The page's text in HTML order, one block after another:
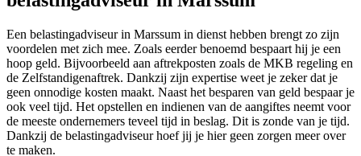
Een belastingadviseur in Marssum in dienst hebben brengt zo zijn
voordelen met zich mee. Zoals eerder benoemd bespaart hij je een
hoop geld. Bijvoorbeeld aan aftrekposten zoals de MKB regeling en
de Zelfstandigenaftrek. Dankzij zijn expertise weet je zeker dat je
geen onnodige kosten maakt. Naast het besparen van geld bespaar je
ook veel tijd. Het opstellen en indienen van de aangiftes neemt voor
de meeste ondernemers teveel tijd in beslag. Dit is zonde van je tijd.
Dankzij de belastingadviseur hoef jij je hier geen zorgen meer over
te maken.